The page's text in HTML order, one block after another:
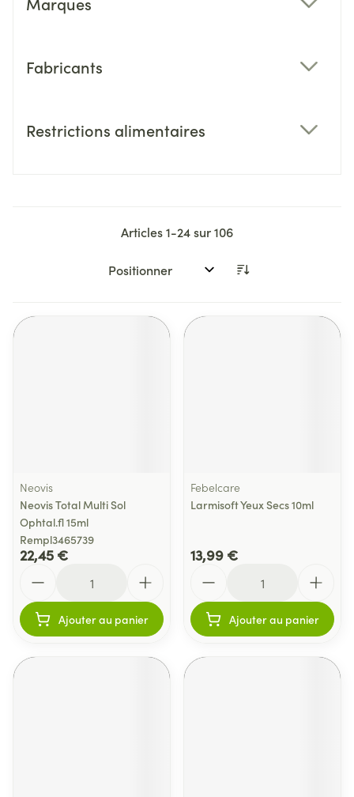
Fabricants
Restrictions alimentaires
Articles1-24sur106
Trier par:
Neovis
Neovis Total Multi Sol
Ophtal.fl 15ml
Rempl3465739
22,45 €
Ajouter au panier
Febelcare
Larmisoft Yeux Secs 10ml
13,99 €
Ajouter au panier